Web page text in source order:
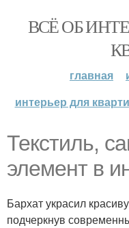
ВСЁ ОБ
главная
интерьер для
Текстиль,
элемент в
Бархат украсил
подчеркнув